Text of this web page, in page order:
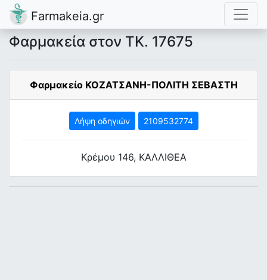
Farmakeia.gr
Φαρμακεία στον ΤΚ. 17675
Φαρμακείο ΚΟΖΑΤΣΑΝΗ-ΠΟΛΙΤΗ ΣΕΒΑΣΤΗ
Λήψη οδηγιών 2109532774
Κρέμου 146, ΚΑΛΛΙΘΕΑ